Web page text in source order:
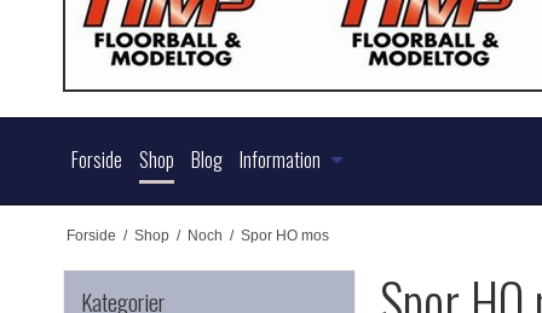
Forside Shop Blog Information
Forside / Shop / Noch / Spor HO mos
Kategorier